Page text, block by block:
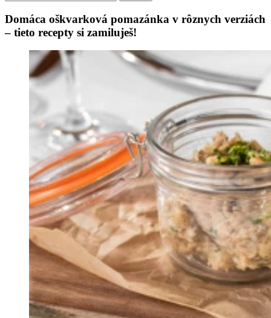
Domáca oškvarková pomazánka v rôznych verziách
– tieto recepty si zamiluješ!